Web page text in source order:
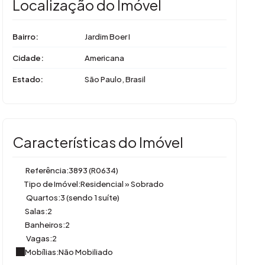
Localização do Imóvel
Bairro: Jardim Boer I
Cidade: Americana
Estado: São Paulo, Brasil
Características do Imóvel
Referência:3893(R0634)
Tipo de Imóvel:Residencial»Sobrado
Quartos:3 (sendo 1 suíte)
Salas:2
Banheiros:2
Vagas:2
Mobílias:Não Mobiliado